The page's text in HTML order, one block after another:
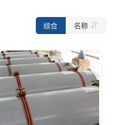
综合 名称